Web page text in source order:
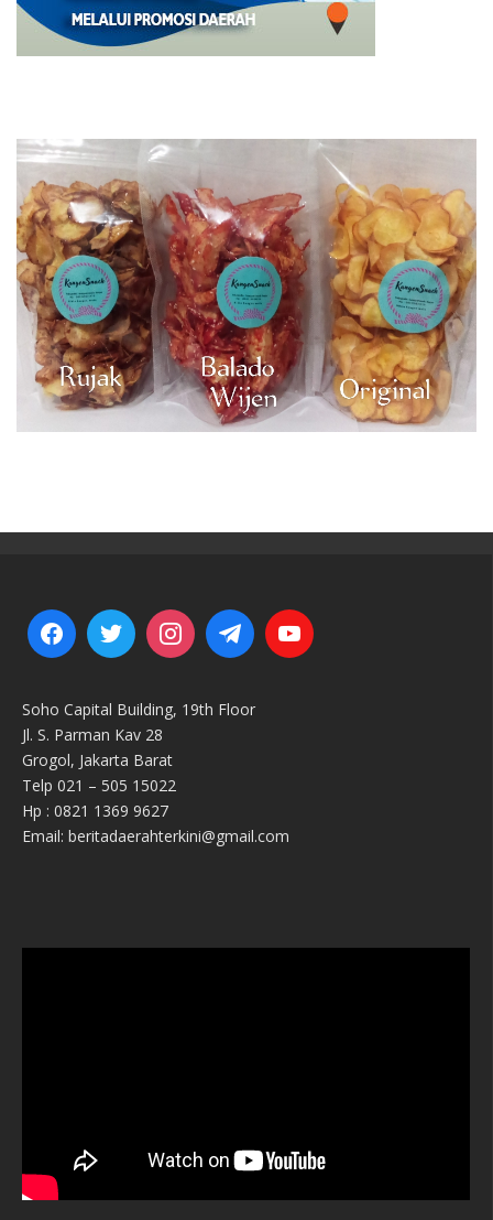
Soho Capital Building, 19th Floor
Jl. S. Parman Kav 28
Grogol, Jakarta Barat
Telp 021 – 505 15022
Hp : 0821 1369 9627
Email: beritadaerahterkini@gmail.com